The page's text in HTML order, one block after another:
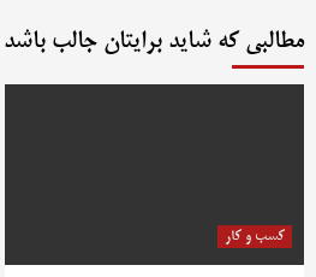
مطالبی که شاید برایتان جالب باشد
کسب و کار